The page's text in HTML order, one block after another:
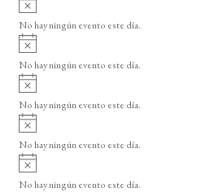
o
v
i
o
No hay ningún evento este día.
A
v
i
o
No hay ningún evento este día.
A
v
i
o
No hay ningún evento este día.
A
v
i
o
No hay ningún evento este día.
A
v
No hay ningún evento este día.